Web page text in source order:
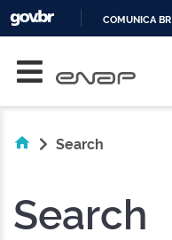
COMUNICA BR
Search
Search